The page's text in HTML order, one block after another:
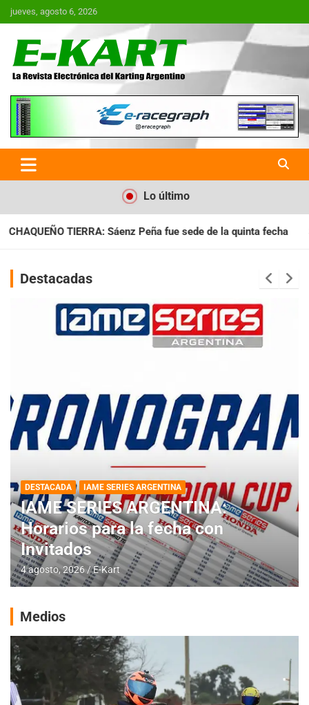
Saltar
al
jueves, agosto 6, 2026
E-Kart.com.ar | La Revista
Electrónica del Karting en
Argentina
Lo último
fue sede de la quinta fecha SANTIAGUEÑO: Se cumplió
Destacadas
DESTACADA IAME SERIES ARGENTINA
IAME SERIES ARGENTINA:
Horarios para la fecha con
Invitados
4 agosto, 2026 E-Kart
Medios